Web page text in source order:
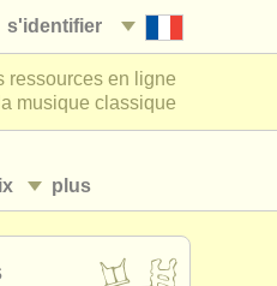
s'identifier
ressources en ligne
musique classique
plus